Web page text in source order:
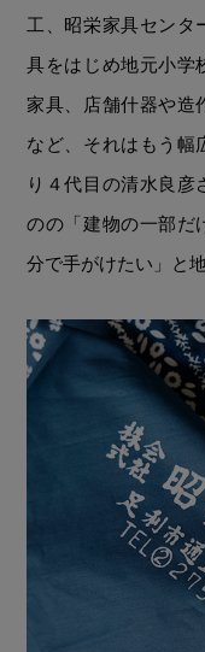
工、昭栄家具センタ
具をはじめ地元小学
家具、店舗什器や造
など、それはもう幅
り４代目の清水良彦
のの「建物の一部だ
分で手がけたい」と